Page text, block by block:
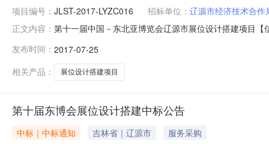
项目编号： JLST-2017-LYZC016 招标单位： 辽源市经济技术合作
正文内容： 第十一届中国－东北亚博览会辽源市展位设计搭建项目
招标条件，现对该项目进行国内公开招标。二、项目概
标范围：
发布时间： 2017-07-25
相关产品：
展位设计搭建项目
第十届东博会展位设计搭建中标公告
中标｜中标通知 吉林省｜辽源市
服务采购